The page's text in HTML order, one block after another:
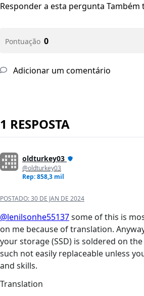
Responder a esta pergunta Também
Pontuação 0
Adicionar um comentário
1 RESPOSTA
oldturkey03
@oldturkey03
Rep: 858,3 mil
POSTADO:30 DE JAN DE 2024
@lenilsonhe55137some of this is
on me because of translation.
your storage (SSD) is soldered on
such not easily replaceable unless
and skills.
Translation